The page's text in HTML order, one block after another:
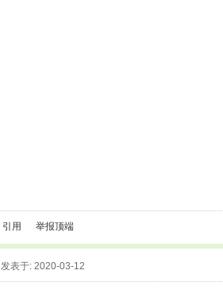
引用 举报顶端
发表于: 2020-03-12